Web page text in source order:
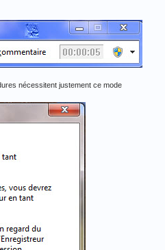
nécessitent justement ce mode